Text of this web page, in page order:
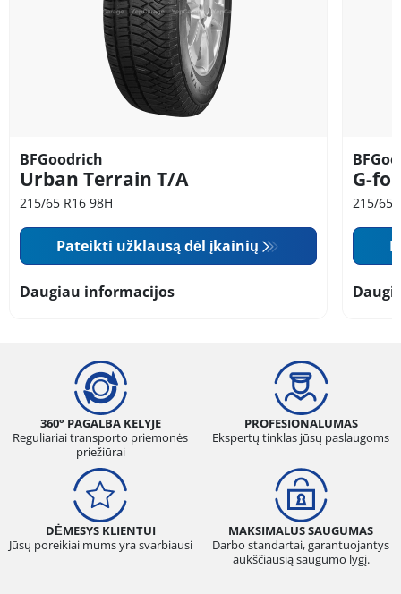
BFGoodrich
Urban Terrain T/A
215/65 R16 98H
Pateikti užklausą dėl įkainių
Daugiau informacijos
G-
215/65
360° PAGALBA KELYJE
Reguliariai transporto priemonės
priežiūrai
PROFESIONALUMAS
Ekspertų tinklas jūsų paslaugoms
DĖMESYS KLIENTUI
Jūsų poreikiai mums yra svarbiausi
MAKSIMALUS SAUGUMAS
Darbo standartai, garantuojantys
aukščiausią saugumo lygį.